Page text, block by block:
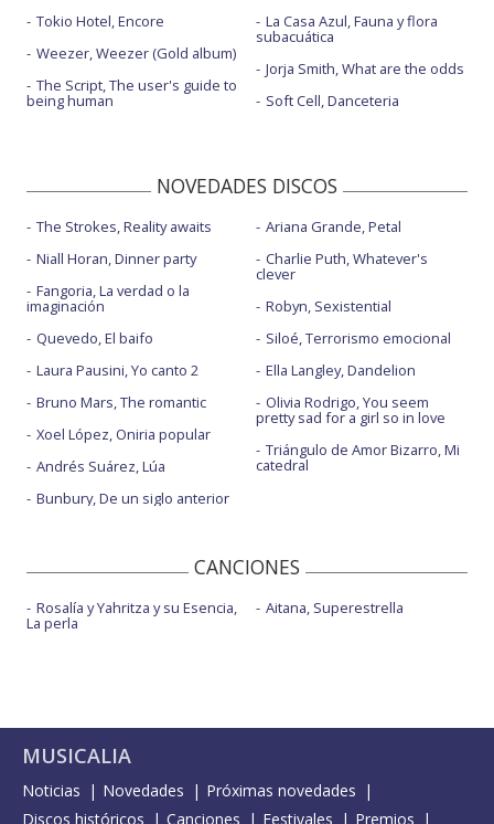
Tokio Hotel, Encore
Weezer, Weezer (Gold album)
The Script, The user's guide to
being human
La Casa Azul, Fauna y flora
subacuática
Jorja Smith, What are the odds
Soft Cell, Danceteria
NOVEDADES DISCOS
The Strokes, Reality awaits
Niall Horan, Dinner party
Fangoria, La verdad o la
imaginación
Quevedo, El baifo
Laura Pausini, Yo canto 2
Bruno Mars, The romantic
Xoel López, Oniria popular
Andrés Suárez, Lúa
Bunbury, De un siglo anterior
Ariana Grande, Petal
Charlie Puth, Whatever's
clever
Robyn, Sexistential
Siloé, Terrorismo emocional
Ella Langley, Dandelion
Olivia Rodrigo, You seem
pretty sad for a girl so in love
Triángulo de Amor Bizarro, Mi
catedral
CANCIONES
Rosalía y Yahritza y su Esencia,
La perla
Aitana, Superestrella
MUSICALIA
Noticias Novedades
Próximas novedades
Discos históricos
Canciones Festivales
Premios